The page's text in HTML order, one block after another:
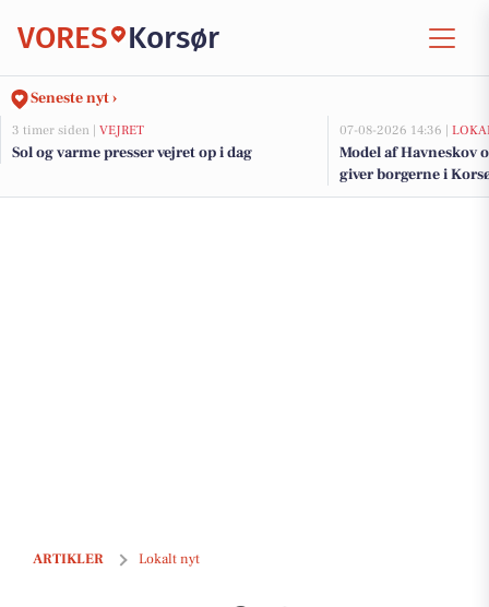
VORES Korsør
Seneste nyt ›
3 timer siden | VEJRET
Sol og varme presser vejret op i dag
07-08-2026 14:36 |
Model af Havneskov
giver borgerne i
kommende projekt
ARTIKLER Lokalt nyt
Masser af sjove sommeraktiviteter for hele familien i Slagelse